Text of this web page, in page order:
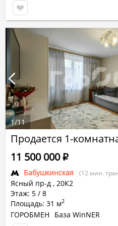
Продается 1-
Бабушкинская (12 мин.
Ясный пр-д , 20К2
Этаж: 5 / 8
Площадь: 31 м2
11 500 000Р
ГОРОБМЕН
База WinNER
1/11